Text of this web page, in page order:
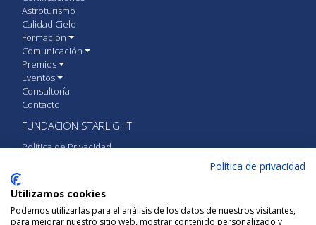
Astroturismo
Calidad Cielo
Formación
Comunicación
Premios
Eventos
Consultoría
Contacto
FUNDACION STARLIGHT
Política de Privacidad
CONTACTA CON FUNDACIÓN STARLIGHT
Política de privacidad
Utilizamos cookies
Podemos utilizarlas para el análisis de los datos de nuestros visitantes,
para mejorar nuestro sitio web, mostrar contenido personalizado y